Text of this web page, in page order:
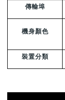
傳輸埠
機身顏色
裝置分類